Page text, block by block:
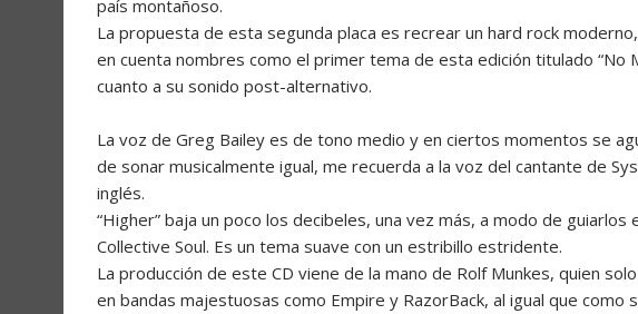
país montañoso.
La propuesta de esta segunda placa es recrear un hard rock
en cuenta nombres como el primer tema de esta edición titulado “No
cuanto a su sonido post-alternativo.
La voz de Greg Bailey es de tono medio y en ciertos momentos se
de sonar musicalmente igual, me recuerda a la voz del cantante de
inglés.
“Higher” baja un poco los decibeles, una vez más, a modo de
Collective Soul. Es un tema suave con un estribillo estridente.
La producción de este CD viene de la mano de Rolf Munkes, quien
en bandas majestuosas como Empire y RazorBack, al igual que como